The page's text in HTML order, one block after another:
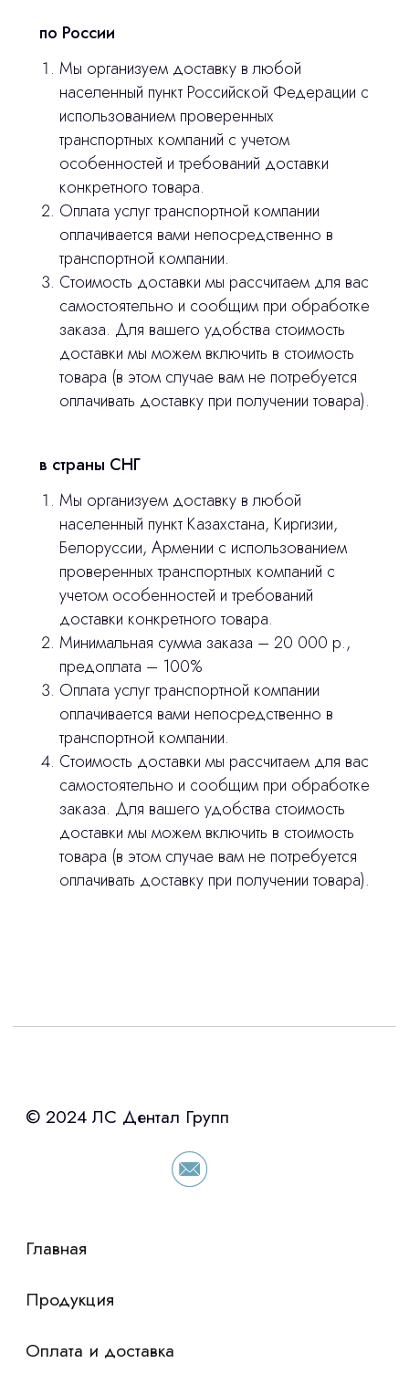
по России
Мы организуем доставку в любой
населенный пункт Российской Федерации с
использованием проверенных
транспортных компаний с учетом
особенностей и требований доставки
конкретного товара.
Оплата услуг транспортной компании
оплачивается вами непосредственно в
транспортной компании.
Стоимость доставки мы рассчитаем для вас
самостоятельно и сообщим при обработке
заказа. Для вашего удобства стоимость
доставки мы можем включить в стоимость
товара (в этом случае вам не потребуется
оплачивать доставку при получении товара).
в страны СНГ
Мы организуем доставку в любой
населенный пункт Казахстана, Киргизии,
Белоруссии, Армении с использованием
проверенных транспортных компаний с
учетом особенностей и требований
доставки конкретного товара.
Минимальная сумма заказа – 20 000 р.,
предоплата – 100%
Оплата услуг транспортной компании
оплачивается вами непосредственно в
транспортной компании.
Стоимость доставки мы рассчитаем для вас
самостоятельно и сообщим при обработке
заказа. Для вашего удобства стоимость
доставки мы можем включить в стоимость
товара (в этом случае вам не потребуется
оплачивать доставку при получении товара).
Остались вопросы
оставьте контакты, мы свяжемся и
ответим на все вопросы
Интересует лизинг?
«Уралпромлизинг» подберем выгодные
условия по лизингу оборудования,
просто оставьте контакты чтобы мы
сориентировали по условиям
© 2024 ЛС Дентал Групп
сделано
Главная
3D печать
Лицензирование
Изготовление хирургических шаблонов
Политика конфиденциальности
Контакты
stasicus